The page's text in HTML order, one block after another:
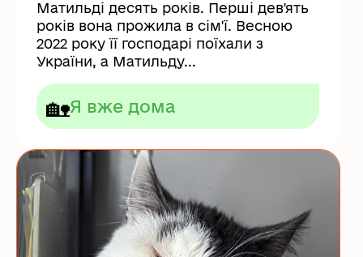
Матильді десять років. Перші дев'ять
років вона прожила в сім'ї. Весною
2022 року її господарі поїхали з
України, а Матильду...
🏡Я вже дома